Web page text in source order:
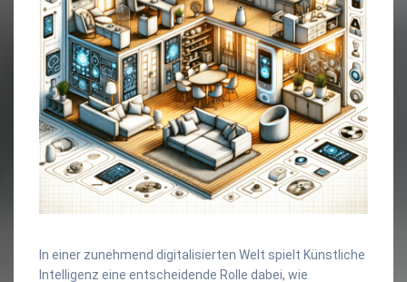
In einer zunehmend digitalisierten Welt spielt Künstliche
Intelligenz eine entscheidende Rolle dabei, wie